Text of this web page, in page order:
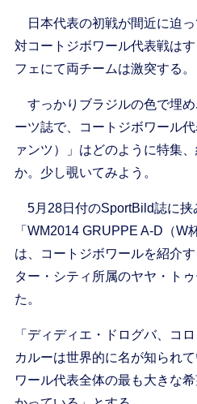
日本代表の初戦が間近に迫っ
対コートジボワール代表戦は
フェにて両チームは激突する。
すっかりブラジルの色で埋
ーツ誌で、コートジボワール
ァンツ）」はどのように特集
か。少し覗いてみよう。
5月28日付のSportBild誌に挟
「WM2014 GRUPPE A-D（W
は、コートジボワールを紹介
ター・シティ所属のヤヤ・ト
た。
「ディディエ・ドログバ、コ
カルーは世界的に名が知られ
ワール代表全体の最も大きな